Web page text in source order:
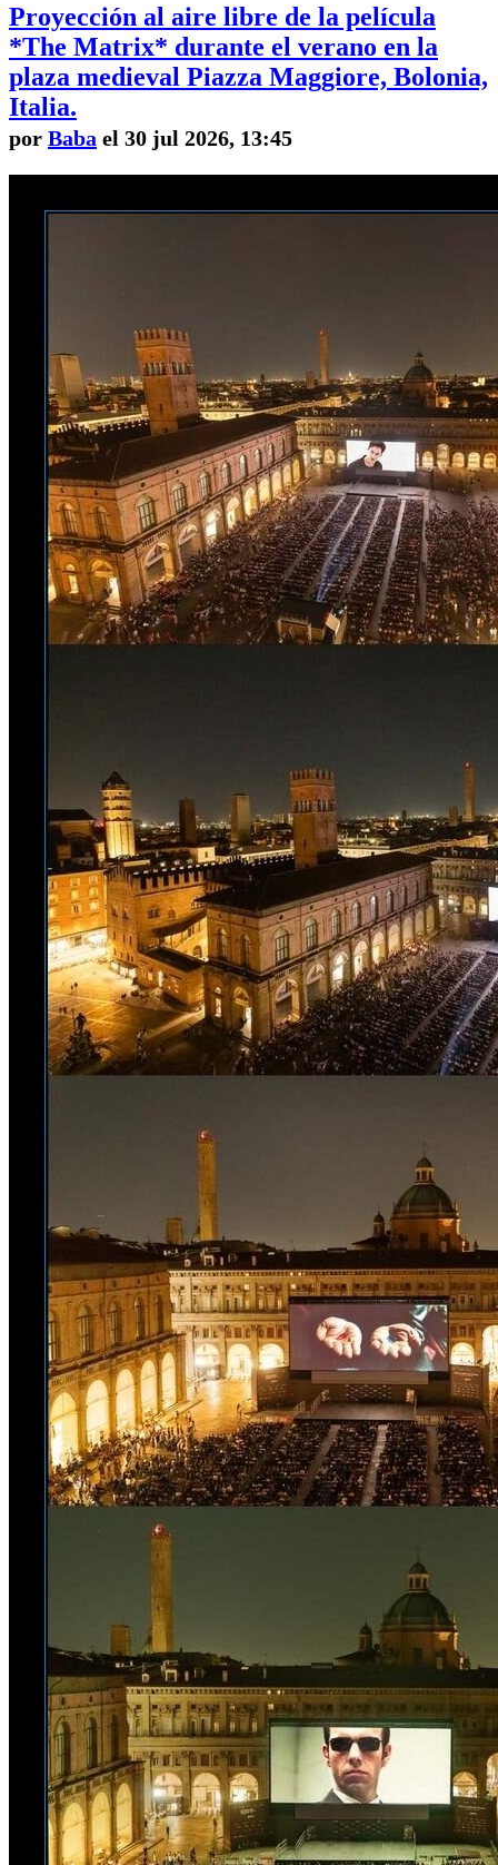
Proyección al aire libre de la película
*The Matrix* durante el verano en la
plaza medieval Piazza Maggiore, Bolonia,
Italia.
por Baba el 30 jul 2026, 13:45